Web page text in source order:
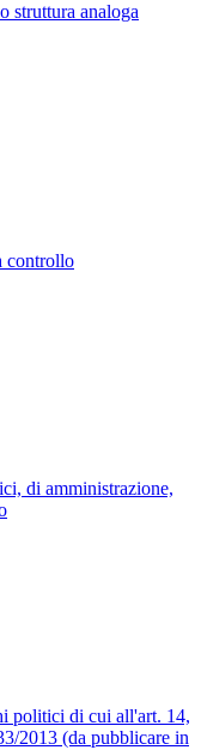
struttura analoga
controllo
di amministrazione,
politici di cui all'art. 14,
2013 (da pubblicare in